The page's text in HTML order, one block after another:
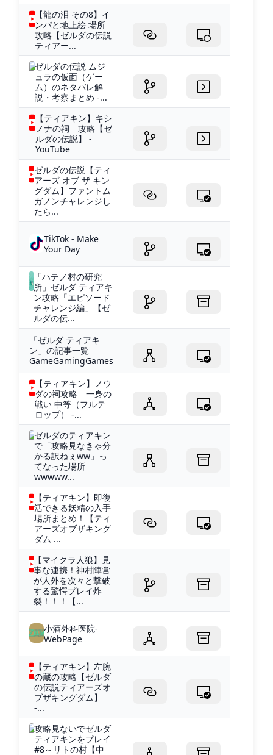
【龍の泪 その8】イ
ンパと地上絵 場所
攻略【ゼルダの伝説
ティアー...
ゼルダの伝説 ムジ
ュラの仮面（ゲー
ム）のネタバレ解
説・考察まとめ -...
【ティアキン】キシ
ノナの祠 攻略【ゼ
ルダの伝説】 -
YouTube
ゼルダの伝説【ティ
アーズ オブ ザ キン
グダム】ファントム
ガノンチャレンジし
たら...
TikTok - Make
Your Day
「ハテノ村の研究
所」ゼルダ ティアキ
ン攻略「エピソード
チャレンジ編」【ゼ
ルダの伝...
「ゼルダ ティアキ
ン」の記事一覧
GameGamingGames
【ティアキン】ノウ
ダの祠攻略 一身の
戦い 中等（フルテ
ロップ） -...
ゼルダのティアキン
で「攻略見なきゃ分
かる訳ねぇww」っ
てなった場所
wwwww...
【ティアキン】即復
活できる妖精の入手
場所まとめ！【ティ
アーズオブザキング
ダム ...
【マイクラ人狼】見
事な連携！神村陣営
が人外を次々と撃破
する驚愕プレイ炸
裂！！！【...
小酒外科医院-
WebPage
【ティアキン】左腕
の蔵の攻略【ゼルダ
の伝説ティアーズオ
ブザキングダム】
-...
攻略見ないでゼルダ
ティアキンをプレイ
#8～リトの村【中